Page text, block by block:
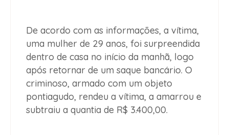
De acordo com as informações, a vítima,
uma mulher de 29 anos, foi surpreendida
dentro de casa no início da manhã, logo
após retornar de um saque bancário. O
criminoso, armado com um objeto
pontiagudo, rendeu a vítima, a amarrou e
subtraiu a quantia de R$ 3.400,00.